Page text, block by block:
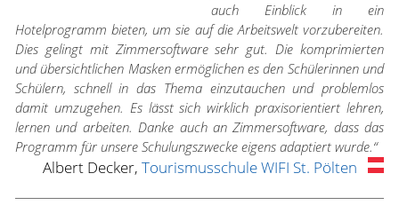
auch Einblick in ein
Hotelprogramm bieten, um sie auf die Arbeitswelt vorzubereiten.
Dies gelingt mit Zimmersoftware sehr gut. Die komprimierten
und übersichtlichen Masken ermöglichen es den Schülerinnen und
Schülern, schnell in das Thema einzutauchen und problemlos
damit umzugehen. Es lässt sich wirklich praxisorientiert lehren,
lernen und arbeiten. Danke auch an Zimmersoftware, dass das
Programm für unsere Schulungszwecke eigens adaptiert wurde.“
Albert Decker, Tourismusschule WIFI St. Pölten